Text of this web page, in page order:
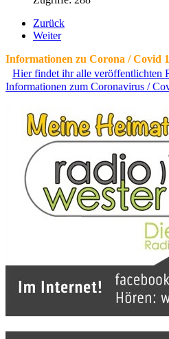
Zurück
Weiter
Informationen zu Corona / Covid
Hier findet ihr alle veröffentlichten
Informationen zum Coronavirus /